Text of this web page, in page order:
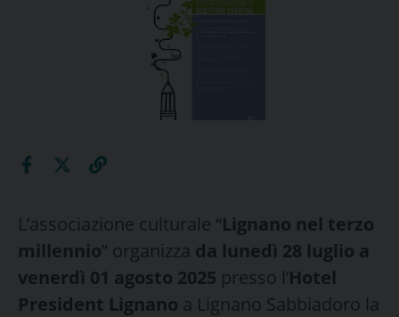
L’associazione culturale “Lignano nel terzo
millennio” organizza da lunedì 28 luglio a
venerdì 01 agosto 2025 presso l’Hotel
President Lignano a Lignano Sabbiadoro la